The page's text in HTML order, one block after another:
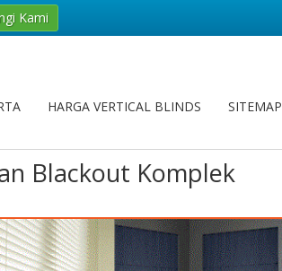
HARGA VERTICAL BLINDS SITEMAP
Blackout Komplek
Kami